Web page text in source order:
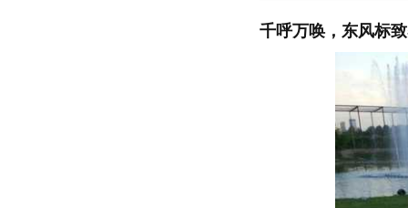
千呼万唤，东风标